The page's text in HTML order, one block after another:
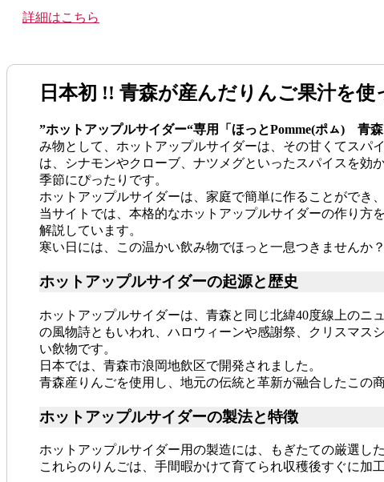
詳細はこちら
日本初 !! 青森が産んだりんご果汁を使
”ホットアップルサイダー“専用「ほっとPomme(ポㇺ) 青
み物として、ホットアップルサイダーは、その甘くてスパ
は、シナモンやクローブ、ナツメグといったスパイスを効
季節にぴったりです。
ホットアップルサイダーは、家庭で簡単に作ることができ
当サイトでは、本格的なホットアップルサイダーの作り方
解説しています。
寒い日には、この温かい飲み物でほっと一息つきませんか？
ホットアップルサイダーの起源と歴史
ホットアップルサイダーは、青森と同じ北緯40度線上のニ
の風物詩ともいわれ、ハロウィーンや感謝祭、クリスマス
い飲物です。
日本では、青森市浪岡地飲区で開発されました。
青森産りんごを使用し、地元の伝統と革新が融合したこの
ホットアップルサイダーの製法と特徴
ホットアップルサイダー用の製造には、もぎたての厳選し
これらのりんごは、手間暇かけて育てられ収穫後すぐに加